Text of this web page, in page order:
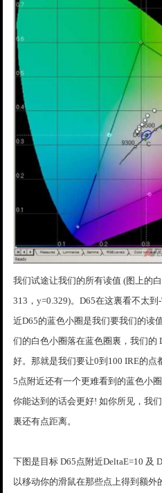
我们试途让我们的所有读值 (图上的
313，y=0.329)。D65在这裏看不太
近D65的蓝色小圈是我们要我们的读
们的白色小圈落在蓝色圈裏，我们的
好。那就是我们要让0到100 IRE的
5点附近还有一个更难看到的蓝色小
你能达到的话会更好! 如你所见，我
裏还有点距离。
下图是目标 D65点附近DeltaE=10 及
以移动你的滑鼠在那些点上得到额